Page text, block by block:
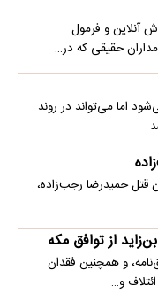
آنلاین و فرمول
حقیقی که در…
اما می‌تواند در روند
که ۴ نفر از متهمان قتل حمیدرضا رجب‌زاده،
از توافق مکه
و همچنین فقدان
و…